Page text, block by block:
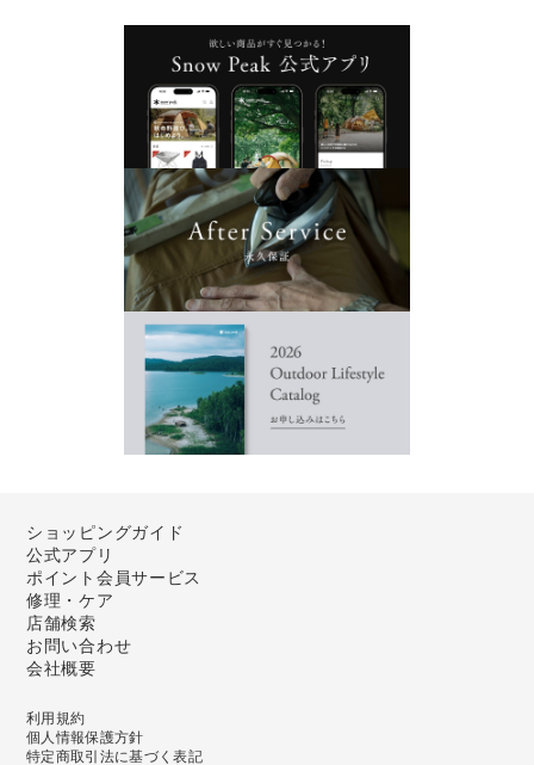
ショッピングガイド
公式アプリ
ポイント会員サービス
修理・ケア
店舗検索
お問い合わせ
会社概要
利用規約
個人情報保護方針
特定商取引法に基づく表記